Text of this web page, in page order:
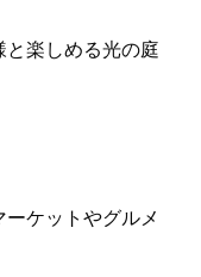
楽しめる光の庭
ケットやグルメ